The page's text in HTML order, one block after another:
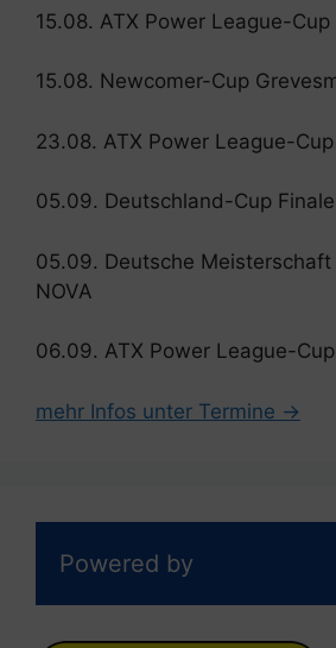
15.08. ATX Power League-
15.08. Newcomer-Cup
23.08. ATX Power League-
05.09. Deutschland-Cup Finale
05.09. Deutsche Meisterschaft
NOVA
06.09. ATX Power League-
mehr Infos unter Termine →
Powered by